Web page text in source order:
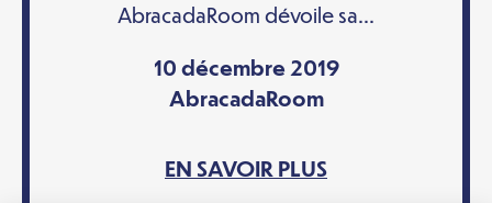
AbracadaRoom dévoile sa...
10 décembre 2019
AbracadaRoom
EN SAVOIR PLUS